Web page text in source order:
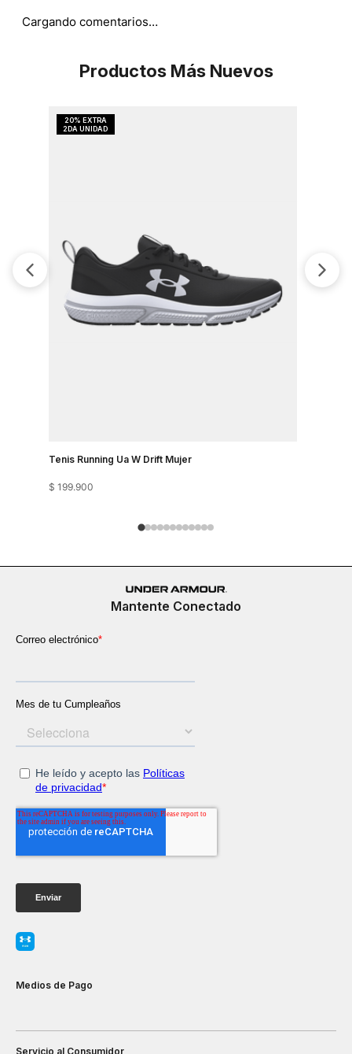
Cargando comentarios…
Productos Más Nuevos
Tenis Running Ua W Drift Mujer
$ 199.900
Mantente Conectado
Medios de Pago
Servicio al Consumidor